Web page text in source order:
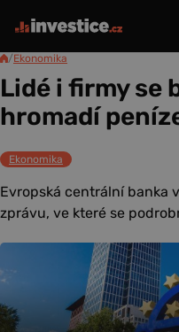
/Ekonomika
Lidé i firmy se
hromadí
Ekonomika
Evropská centrální banka
zprávu, ve které se